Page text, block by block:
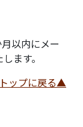
以内にメー
ます。
ップに戻る▲